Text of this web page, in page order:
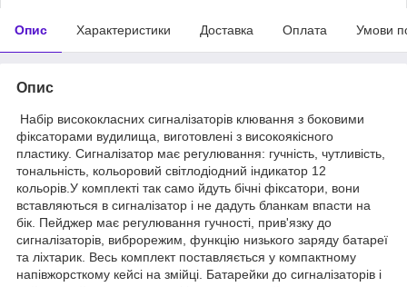
Опис Характеристики Доставка Оплата Умови
Опис
Набір висококласних сигналізаторів клювання з боковими
фіксаторами вудилища, виготовлені з високоякісного
пластику. Сигналізатор має регулювання: гучність, чутливість,
тональність, кольоровий світлодіодний індикатор 12
кольорів.У комплекті так само йдуть бічні фіксатори, вони
вставляються в сигналізатор і не дадуть бланкам впасти на
бік. Пейджер має регулювання гучності, прив'язку до
сигналізаторів, виброрежим, функцію низького заряду батареї
та ліхтарик. Весь комплект поставляється у компактному
напівжорсткому кейсі на змійці. Батарейки до сигналізаторів і